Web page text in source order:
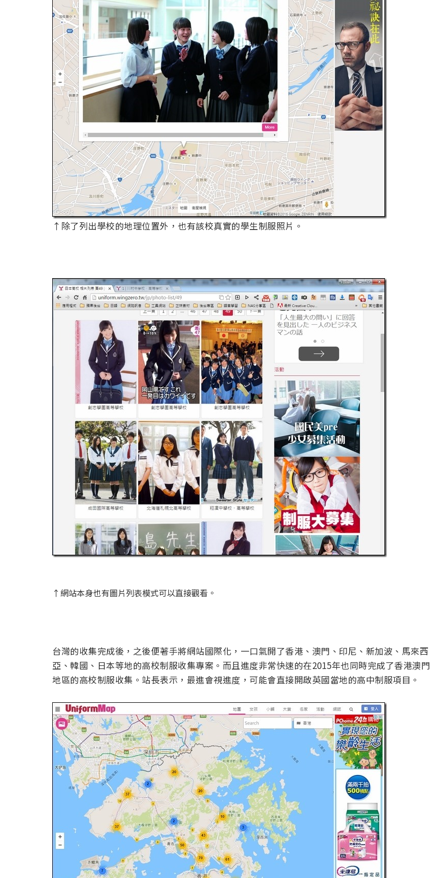
↑除了列出學校的地理位置外，也有該校真實的學生制服照片。
↑網站本身也有圖片列表模式可以直接觀看。
台灣的收集完成後，之後便著手將網站國際化，一口氣開了香港、澳門、印尼、新加波、馬來西
亞、韓國、日本等地的高校制服收集專案。而且進度非常快速的在2015年也同時完成了香港澳門
地區的高校制服收集。站長表示，最進會視進度，可能會直接開啟英國當地的高中制服項目。